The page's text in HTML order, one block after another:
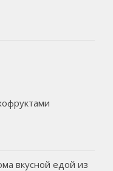
вкусной едой из